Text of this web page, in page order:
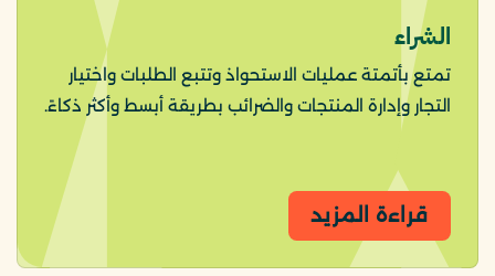
الشراء
تمتع بأتمتة عمليات الاستحواذ وتتبع الطلبات واختيار
التجار وإدارة المنتجات والضرائب بطريقة أبسط وأكثر ذكاءً.
قراءة المزيد